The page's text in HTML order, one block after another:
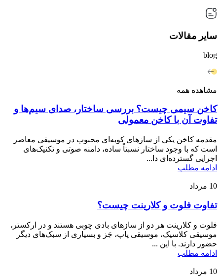
سایر مقالات
blog
مشاهده همه
کاخن سیمی چیست؟ بررسی ساختار، صدای سیم‌ها و
تفاوت آن با کاخن معمولی
مقدمه کاخن یکی از سازهای کوبه‌ای محبوب در موسیقی معاصر
است که با وجود ساختار نسبتاً ساده، دامنه صوتی و تکنیک‌های
اجرایی گسترده‌ای دا...
ادامه مطلب
10 مرداد
تفاوت فلوت و کلارینت چیست؟
فلوت و کلارینت هر دو از سازهای بادی چوبی هستند و در ارکستر،
موسیقی کلاسیک، موسیقی پاپ، جَز و بسیاری از سبک‌های دیگر
حضور دارند. با این ...
ادامه مطلب
10 مرداد